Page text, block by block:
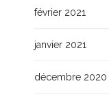
février 2021
janvier 2021
décembre 2020